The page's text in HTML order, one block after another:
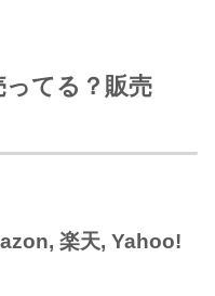
てる？販売
楽天, Yahoo!